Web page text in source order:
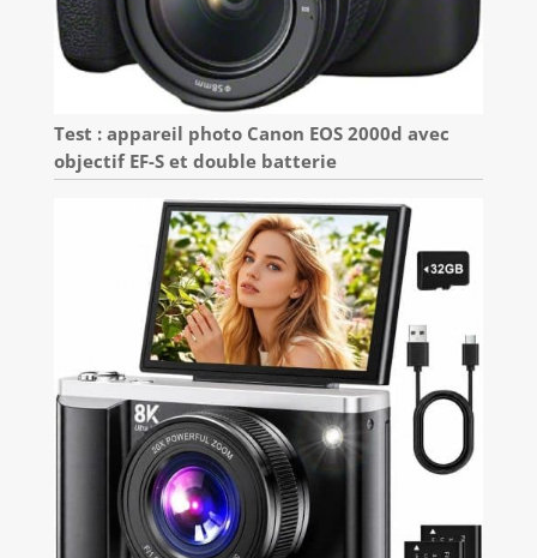
Test : appareil photo Canon EOS 2000d avec
objectif EF-S et double batterie